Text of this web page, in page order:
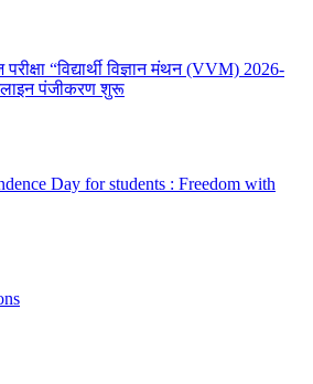
परीक्षा “विद्यार्थी विज्ञान मंथन (VVM) 2026-
पंजीकरण शुरू
Day for students : Freedom with